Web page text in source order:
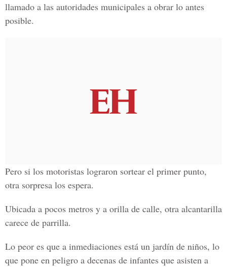
llamado a las autoridades municipales a obrar lo antes
posible.
Pero si los motoristas lograron sortear el primer punto,
otra sorpresa los espera.
Ubicada a pocos metros y a orilla de calle, otra alcantarilla
carece de parrilla.
Lo peor es que a inmediaciones está un jardín de niños, lo
que pone en peligro a decenas de infantes que asisten a